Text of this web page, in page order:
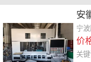
安
询
宁
价
关